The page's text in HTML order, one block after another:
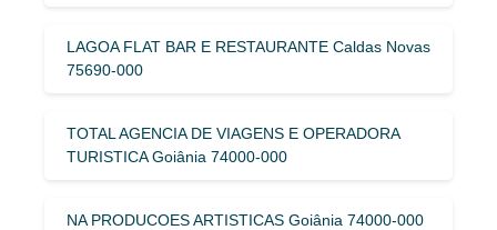
LAGOA FLAT BAR E RESTAURANTE Caldas Novas
75690-000
TOTAL AGENCIA DE VIAGENS E OPERADORA
TURISTICA Goiânia 74000-000
NA PRODUCOES ARTISTICAS Goiânia 74000-000